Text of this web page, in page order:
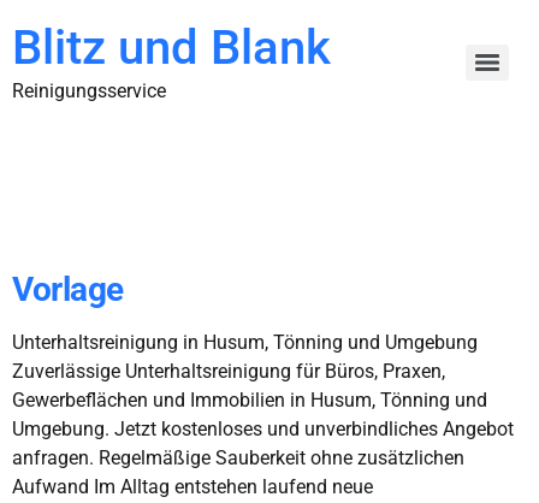
Blitz und Blank
Reinigungsservice
Vorlage
Unterhaltsreinigung in Husum, Tönning und Umgebung
Zuverlässige Unterhaltsreinigung für Büros, Praxen,
Gewerbeflächen und Immobilien in Husum, Tönning und
Umgebung. Jetzt kostenloses und unverbindliches Angebot
anfragen. Regelmäßige Sauberkeit ohne zusätzlichen
Aufwand Im Alltag entstehen laufend neue